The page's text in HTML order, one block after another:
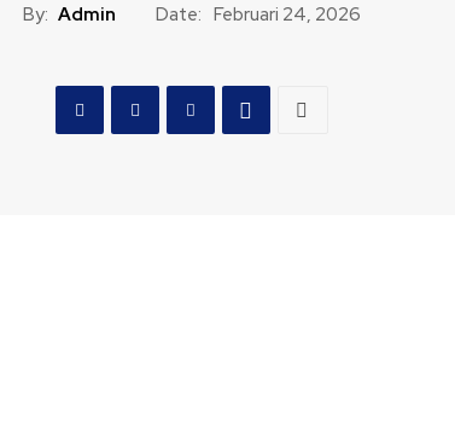
By: Admin Date: Februari 24, 2026